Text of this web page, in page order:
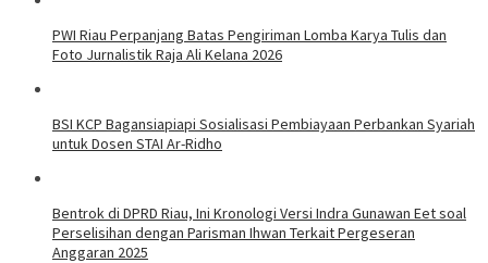
PWI Riau Perpanjang Batas Pengiriman Lomba Karya Tulis dan
Foto Jurnalistik Raja Ali Kelana 2026
BSI KCP Bagansiapiapi Sosialisasi Pembiayaan Perbankan Syariah
untuk Dosen STAI Ar-Ridho
Bentrok di DPRD Riau, Ini Kronologi Versi Indra Gunawan Eet soal
Perselisihan dengan Parisman Ihwan Terkait Pergeseran
Anggaran 2025